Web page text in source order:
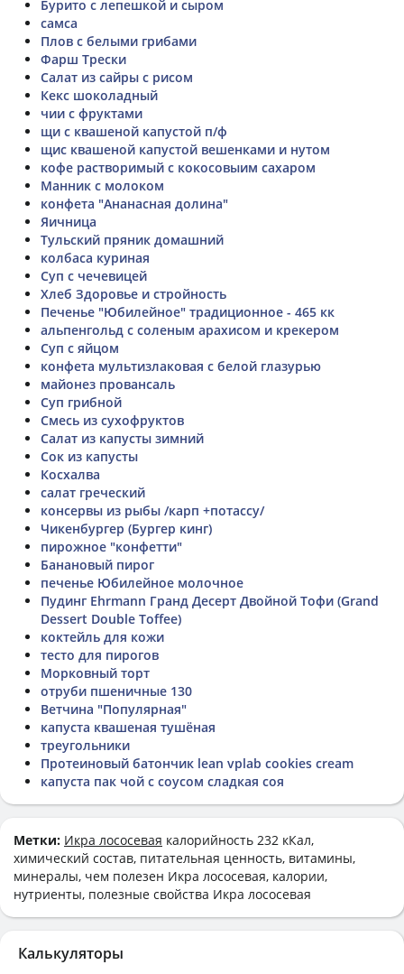
Бурито с лепешкой и сыром
самса
Плов с белыми грибами
Фарш Трески
Салат из сайры с рисом
Кекс шоколадный
чии с фруктами
щи с квашеной капустой п/ф
щис квашеной капустой вешенками и нутом
кофе растворимый с кокосовыим сахаром
Манник с молоком
конфета "Ананасная долина"
Яичница
Тульский пряник домашний
колбаса куриная
Суп с чечевицей
Хлеб Здоровье и стройность
Печенье "Юбилейное" традиционное - 465 кк
альпенгольд с соленым арахисом и крекером
Суп с яйцом
конфета мультизлаковая с белой глазурью
майонез провансаль
Суп грибной
Смесь из сухофруктов
Салат из капусты зимний
Сок из капусты
Косхалва
салат греческий
консервы из рыбы /карп +потассу/
Чикенбургер (Бургер кинг)
пирожное "конфетти"
Банановый пирог
печенье Юбилейное молочное
Пудинг Ehrmann Гранд Десерт Двойной Тофи (Grand
Dessert Double Toffee)
коктейль для кожи
тесто для пирогов
Морковный торт
отруби пшеничные 130
Ветчина "Популярная"
капуста квашеная тушёная
треугольники
Протеиновый батончик lean vplab cookies cream
капуста пак чой с соусом сладкая соя
Метки: Икра лососевая калорийность 232 кКал,
химический состав, питательная ценность, витамины,
минералы, чем полезен Икра лососевая, калории,
нутриенты, полезные свойства Икра лососевая
Калькуляторы